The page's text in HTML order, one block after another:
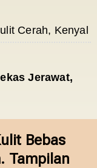
Cerah, Kenyal
Jerawat,
Bebas
Tampilan